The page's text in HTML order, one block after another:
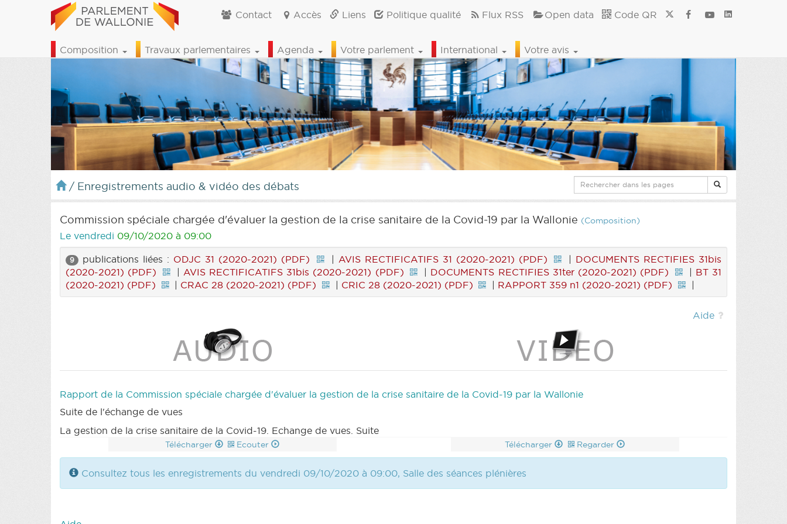
Contact Accès Liens Politique qualité Flux RSS Open data Code QR
Composition Travaux parlementaires Agenda Votre parlement International Votre avis
/ Enregistrements audio & vidéo des débats
Commission spéciale chargée d'évaluer la gestion de la crise sanitaire de la Covid-19 par la Wallonie (Composition)
Le vendredi 09/10/2020 à 09:00
9 publications liées : ODJC 31 (2020-2021) (PDF) | AVIS RECTIFICATIFS 31 (2020-2021) (PDF) | DOCUMENTS RECTIFIES 31bis
(2020-2021) (PDF)
| AVIS RECTIFICATIFS 31bis (2020-2021) (PDF) | DOCUMENTS RECTIFIES 31ter (2020-2021) (PDF) | BT 31
(2020-2021) (PDF)
| CRAC 28 (2020-2021) (PDF) | CRIC 28 (2020-2021) (PDF) | RAPPORT 359 n1 (2020-2021) (PDF) |
Aide
Rapport de la Commission spéciale chargée d'évaluer la gestion de la crise sanitaire de la Covid-19 par la Wallonie
Suite de l'échange de vues
La gestion de la crise sanitaire de la Covid-19. Echange de vues. Suite
Télécharger Ecouter Télécharger Regarder
Consultez tous les enregistrements du vendredi 09/10/2020 à 09:00, Salle des séances plénières